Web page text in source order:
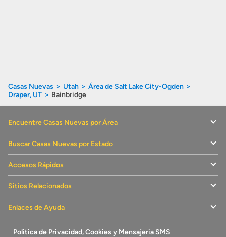
Casas Nuevas Utah
Área de Salt Lake City-Ogden
Draper, UT
Bainbridge
Encuentre Casas Nuevas por Área
Buscar Casas Nuevas por Estado
Accesos Rápidos
Sitios Relacionados
Enlaces de Ayuda
Politica de Privacidad, Cookies y Mensajeria SMS